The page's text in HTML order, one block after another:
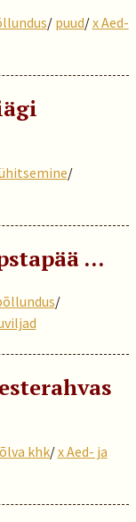
/ puud/x Aed-
/
…
/
khk/x Aed- ja